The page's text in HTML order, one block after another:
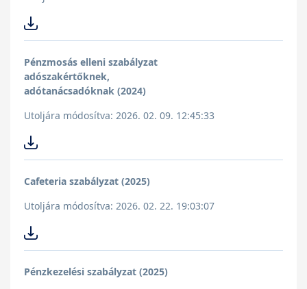
Pénzmosás elleni szabályzat
adószakértőknek,
adótanácsadóknak (2024)
Utoljára módosítva: 2026. 02. 09. 12:45:33
Cafeteria szabályzat (2025)
Utoljára módosítva: 2026. 02. 22. 19:03:07
Pénzkezelési szabályzat (2025)